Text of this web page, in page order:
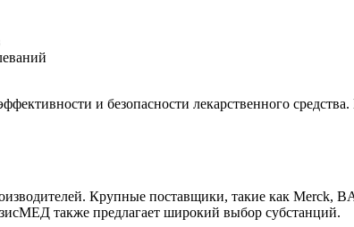
и безопасности лекарственного
Крупные поставщики, такие как Merck,
также предлагает широкий выбор субстанций.